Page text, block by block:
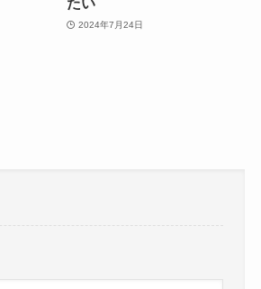
2024年7月24日